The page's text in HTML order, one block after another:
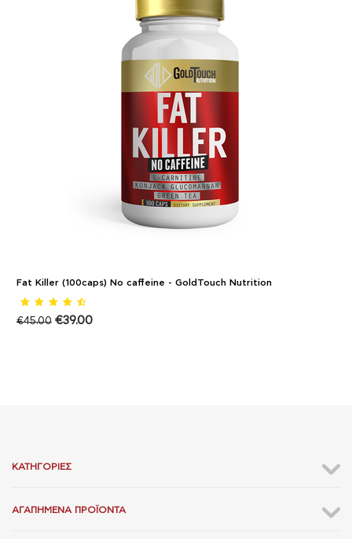
Fat Killer (100caps) No caffeine - GoldTouch Nutrition
€45.00 €39.00
ΚΑΤΗΓΟΡΊΕΣ
ΑΓΑΠΗΜΈΝΑ ΠΡΟΪΌΝΤΑ